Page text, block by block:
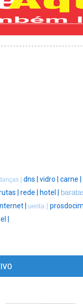
| dns | vidro | carne |
| rede | hotel |
| uerita |
|